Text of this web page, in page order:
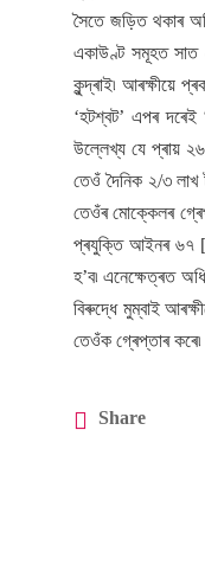
সৈতে জড়িত থকাৰ
একাউণ্ট সমূহত সাত
কুন্দ্ৰাই৷ আৰক্ষীয়ে
‘হটশ্বট’ এপৰ দৰেই
উল্লেখ্য যে প্ৰায়
তেওঁ দৈনিক ২/৩ লাখ
তেওঁৰ মোক্কেলৰ
প্ৰযুক্তি আইনৰ ৬৭ [ক]
হ’ব৷ এনেক্ষেত্ৰত
বিৰুদ্ধে মুম্বাই
তেওঁক গ্ৰেপ্তাৰ
Share